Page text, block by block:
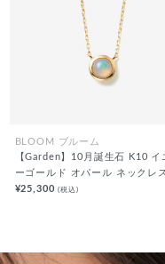
BLOOM ブルーム
【Garden】10月誕生石 K10 イ
ーゴールド オパール ネックレス
¥25,300(税込)